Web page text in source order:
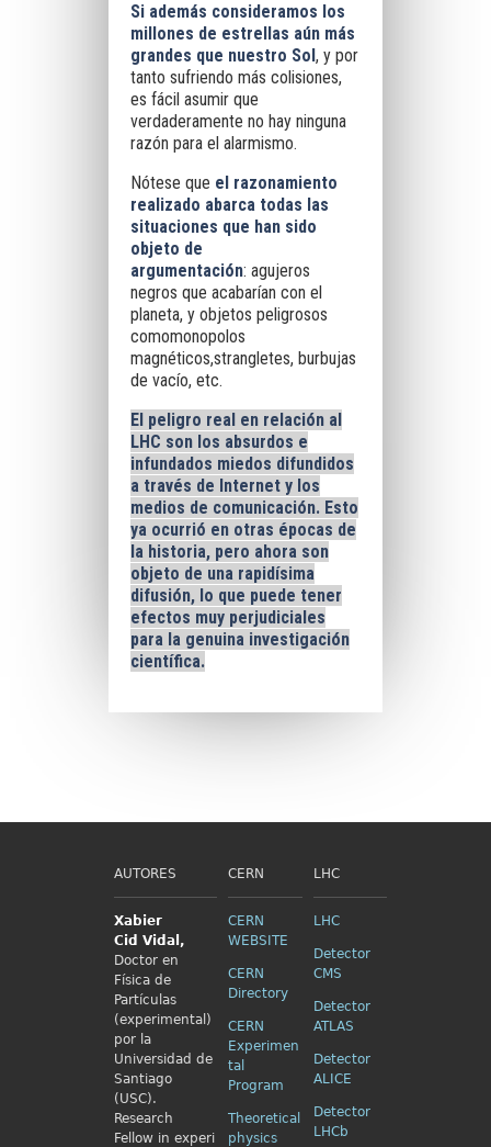
Si además consideramos los
millones de estrellas aún más
grandes que nuestro Sol, y por
tanto sufriendo más colisiones,
es fácil asumir que
verdaderamente no hay ninguna
razón para el alarmismo.
Nótese que el razonamiento
realizado abarca todas las
situaciones que han sido
objeto de
argumentación: agujeros
negros que acabarían con el
planeta, y objetos peligrosos
comomonopolos
magnéticos,strangletes, burbujas
de vacío, etc.
El peligro real en relación al
LHC son los absurdos e
infundados miedos difundidos
a través de Internet y los
medios de comunicación. Esto
ya ocurrió en otras épocas de
la historia, pero ahora son
objeto de una rapidísima
difusión, lo que puede tener
efectos muy perjudiciales
para la genuina investigación
científica.
AUTORES
Xabier
Cid Vidal,
Doctor en
Física de
Partículas
(experimental)
por la
Universidad de
Santiago
(USC).
Research
Fellow in experi
CERN
CERN
WEBSITE
CERN
Directory
CERN
Experimen
tal
Program
Theoretical
physics
LHC
LHC
Detector
CMS
Detector
ATLAS
Detector
ALICE
Detector
LHCb